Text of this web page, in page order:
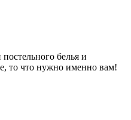
белья и
то что нужно именно вам!